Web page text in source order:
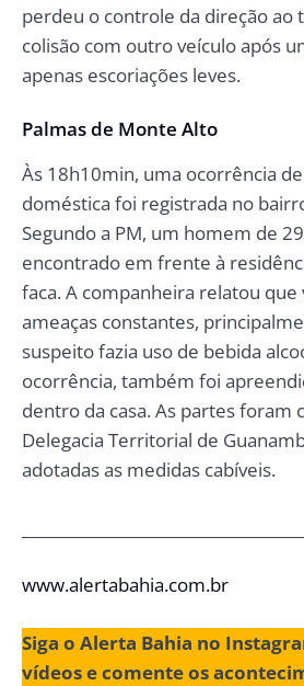
perdeu o controle da direção ao
colisão com outro veículo após
apenas escoriações leves.
Palmas de Monte Alto
Às 18h10min, uma ocorrência
doméstica foi registrada no
Segundo a PM, um homem de
encontrado em frente à
faca. A companheira relatou
ameaças constantes,
suspeito fazia uso de bebida
ocorrência, também foi
dentro da casa. As partes foram
Delegacia Territorial de
adotadas as medidas cabíveis.
www.alertabahia.com.br
Siga o Alerta Bahia no
vídeos e comente os